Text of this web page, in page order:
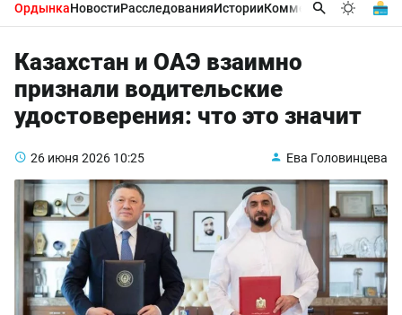
ОрдынкаНовостиРасследованияИсторииКомментарииБизнес
Казахстан и ОАЭ взаимно
признали водительские
удостоверения: что это значит
26 июня 2026 10:25 Ева Головинцева